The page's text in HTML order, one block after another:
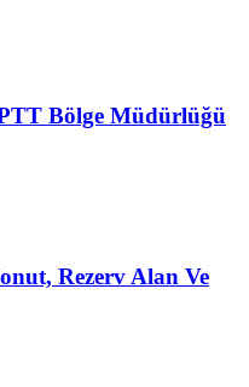
Bölge Müdürlüğü
Rezerv Alan Ve